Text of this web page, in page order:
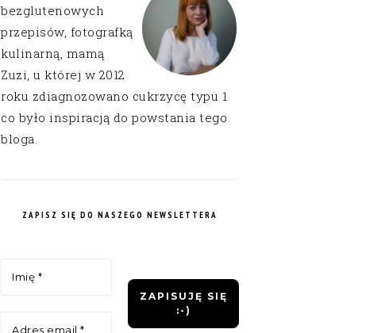
bezglutenowych
przepisów, fotografką
kulinarną, mamą
Zuzi, u której w 2012
roku zdiagnozowano cukrzycę typu 1
co było inspiracją do powstania tego
bloga.
ZAPISZ SIĘ DO NASZEGO NEWSLETTERA